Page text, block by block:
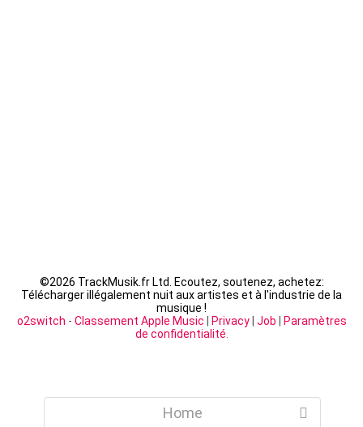
©2026 TrackMusik.fr Ltd. Ecoutez, soutenez, achetez:
Télécharger illégalement nuit aux artistes et à l'industrie de la
musique !
o2switch - Classement Apple Music Privacy| Job
Paramètres
de confidentialité.
Home